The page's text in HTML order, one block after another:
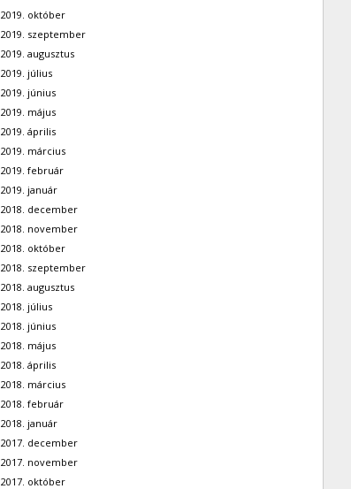
2019. október
2019. szeptember
2019. augusztus
2019. július
2019. június
2019. május
2019. április
2019. március
2019. február
2019. január
2018. december
2018. november
2018. október
2018. szeptember
2018. augusztus
2018. július
2018. június
2018. május
2018. április
2018. március
2018. február
2018. január
2017. december
2017. november
2017. október